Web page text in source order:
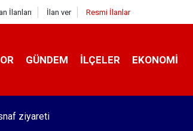
İlanları İlan ver Resmi İlanlar
GÜNDEM İLÇELER EKONOMI
ziyareti